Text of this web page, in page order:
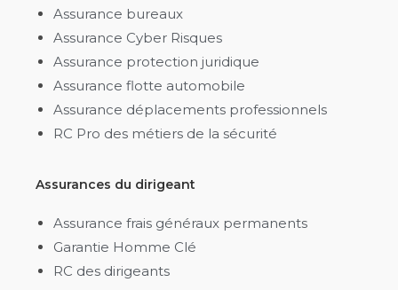
Assurance bureaux
Assurance Cyber Risques
Assurance protection juridique
Assurance flotte automobile
Assurance déplacements professionnels
RC Pro des métiers de la sécurité
Assurances du dirigeant
Assurance frais généraux permanents
Garantie Homme Clé
RC des dirigeants